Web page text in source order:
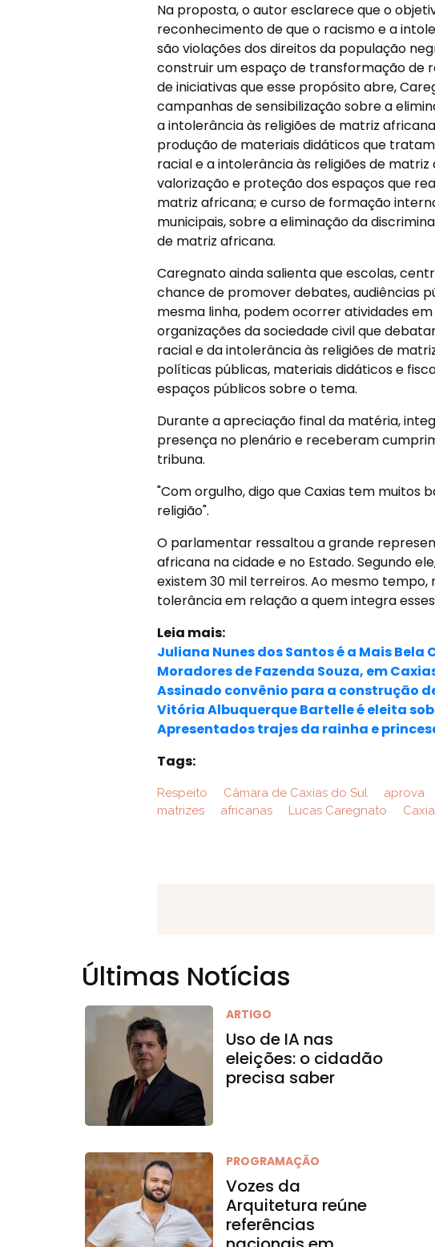
Na proposta, o autor esclarece que o
reconhecimento de que o racismo e a
são violações dos direitos da população
construir um espaço de transformação de
de iniciativas que esse propósito abre,
campanhas de sensibilização sobre a
a intolerância às religiões de matriz
produção de materiais didáticos que
racial e a intolerância às religiões de
valorização e proteção dos espaços que
matriz africana; e curso de formação
municipais, sobre a eliminação da
de matriz africana.
Caregnato ainda salienta que escolas,
chance de promover debates, audiências
mesma linha, podem ocorrer atividades
organizações da sociedade civil que
racial e da intolerância às religiões de
políticas públicas, materiais didáticos e
espaços públicos sobre o tema.
Durante a apreciação final da matéria,
presença no plenário e receberam
tribuna.
"Com orgulho, digo que Caxias tem muitos
religião".
O parlamentar ressaltou a grande
africana na cidade e no Estado. Segundo
existem 30 mil terreiros. Ao mesmo
tolerância em relação a quem integra
Leia mais:
Juliana Nunes dos Santos é a Mais
Moradores de Fazenda Souza, em
Assinado convênio para a construção
Vitória Albuquerque Bartelle é eleita
Apresentados trajes da rainha e
Tags:
Respeito Câmara de Caxias do Sul aprova
matrizes
africanas Lucas Caregnato
Últimas Notícias
ARTIGO
Uso de IA nas
eleições: o cidadão
precisa saber
PROGRAMAÇÃO
Vozes da
Arquitetura reúne
referências